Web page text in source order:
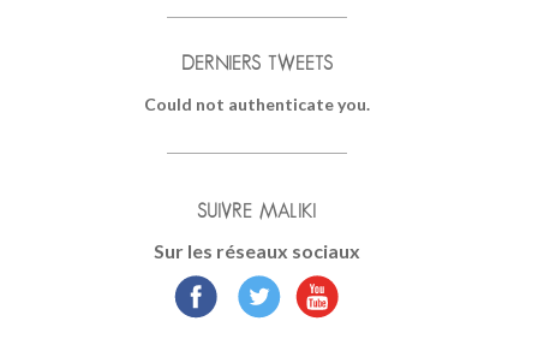
DERNIERS TWEETS
Could not authenticate you.
SUIVRE MALIKI
Sur les réseaux sociaux